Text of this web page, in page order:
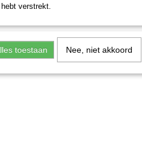
verstrekt.
toestaan Nee, niet akkoord